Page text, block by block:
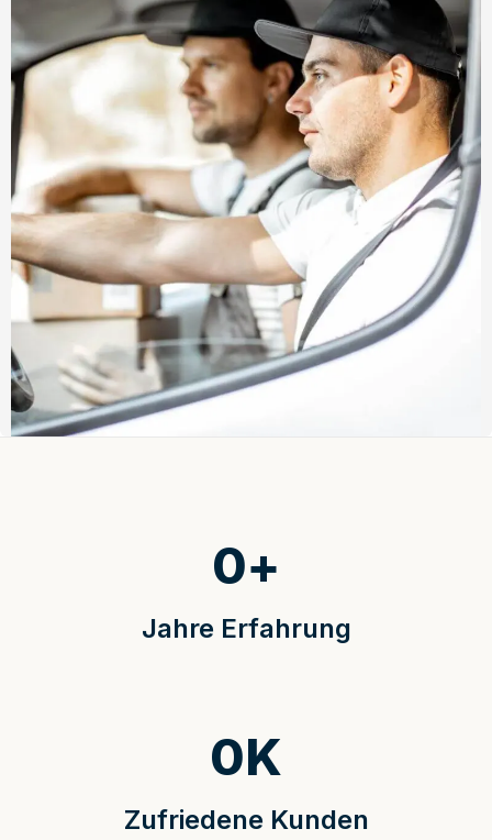
Jahre Erfahrung
0+
Zufriedene Kunden
0K